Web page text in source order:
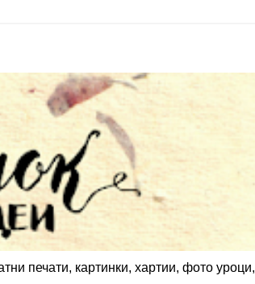
печати, картинки, хартии, фото уроци,